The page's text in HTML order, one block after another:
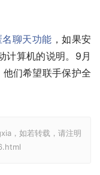
聊天功能 ，如果安
计算机的说明。9月
他们希望联手保护全
，如若转载，请注明